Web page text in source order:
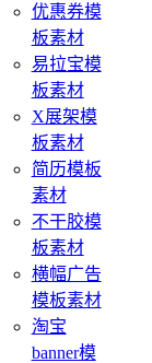
优惠券模
板素材
易拉宝模
板素材
X展架模
板素材
简历模板
素材
不干胶模
板素材
横幅广告
模板素材
淘宝
banner模